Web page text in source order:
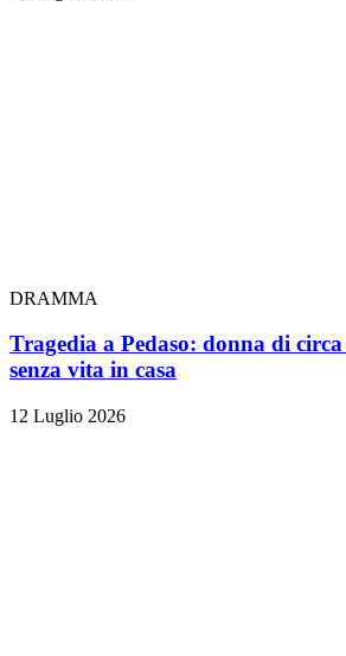
DRAMMA
Tragedia a Pedaso: donna di
senza vita in casa
12 Luglio 2026